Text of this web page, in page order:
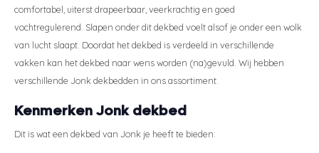
comfortabel, uiterst drapeerbaar, veerkrachtig en goed
vochtregulerend. Slapen onder dit dekbed voelt alsof je onder een wolk
van lucht slaapt. Doordat het dekbed is verdeeld in verschillende
vakken kan het dekbed naar wens worden (na)gevuld. Wij hebben
verschillende Jonk dekbedden in ons assortiment.
Kenmerken Jonk dekbed
Dit is wat een dekbed van Jonk je heeft te bieden: